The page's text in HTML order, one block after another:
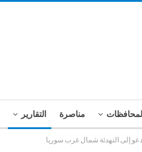
المحافظات مناصرة التقارير
إلى التهدئة شمال غرب سوريا